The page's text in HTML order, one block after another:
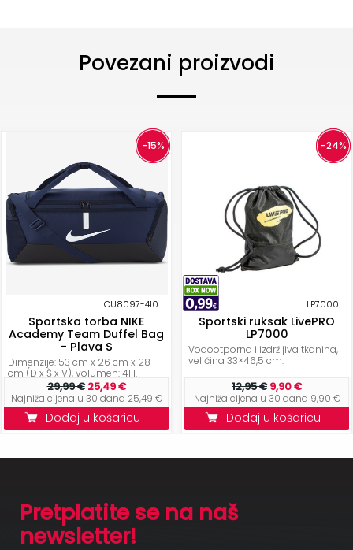
Povezani proizvodi
-15%
CU8097-410
Sportska torba NIKE
Academy Team Duffel Bag
- Plava S
Dimenzije: 53 cm x 26 cm x 28
cm (D x Š x V), volumen: 41 l.
29,99 €25,49 €
Najniža cijena u 30 dana 25,49 €
Dodaj u košaricu
-24%
LP7000
Sportski ruksak LivePRO
LP7000
Vodootporna i izdržljiva tkanina,
veličina 33×46,5 cm.
12,95 €9,90 €
Najniža cijena u 30 dana 9,90 €
Dodaj u košaricu
Pretplatite se na naš
newsletter!